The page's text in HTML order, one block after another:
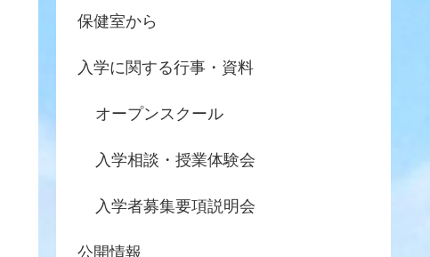
保健室から
入学に関する行事・資料
オープンスクール
入学相談・授業体験会
入学者募集要項説明会
公開情報